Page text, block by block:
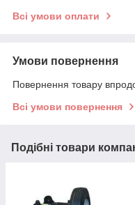
Всі умови оплати
Умови повернення
Повернення товару
Всі умови повернення
Подібні товари